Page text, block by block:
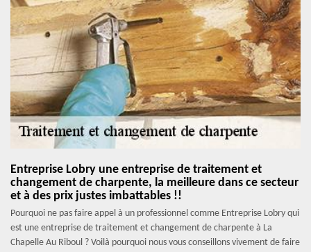
Entreprise Lobry une entreprise de traitement et
changement de charpente, la meilleure dans ce secteur
et à des prix justes imbattables !!
Pourquoi ne pas faire appel à un professionnel comme Entreprise Lobry qui
est une entreprise de traitement et changement de charpente à La
Chapelle Au Riboul ? Voilà pourquoi nous vous conseillons vivement de faire